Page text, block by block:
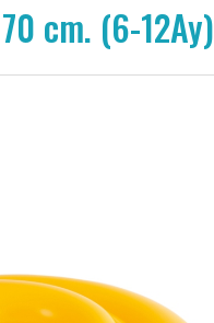
cm. (6-12Ay)